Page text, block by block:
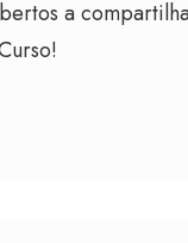
a